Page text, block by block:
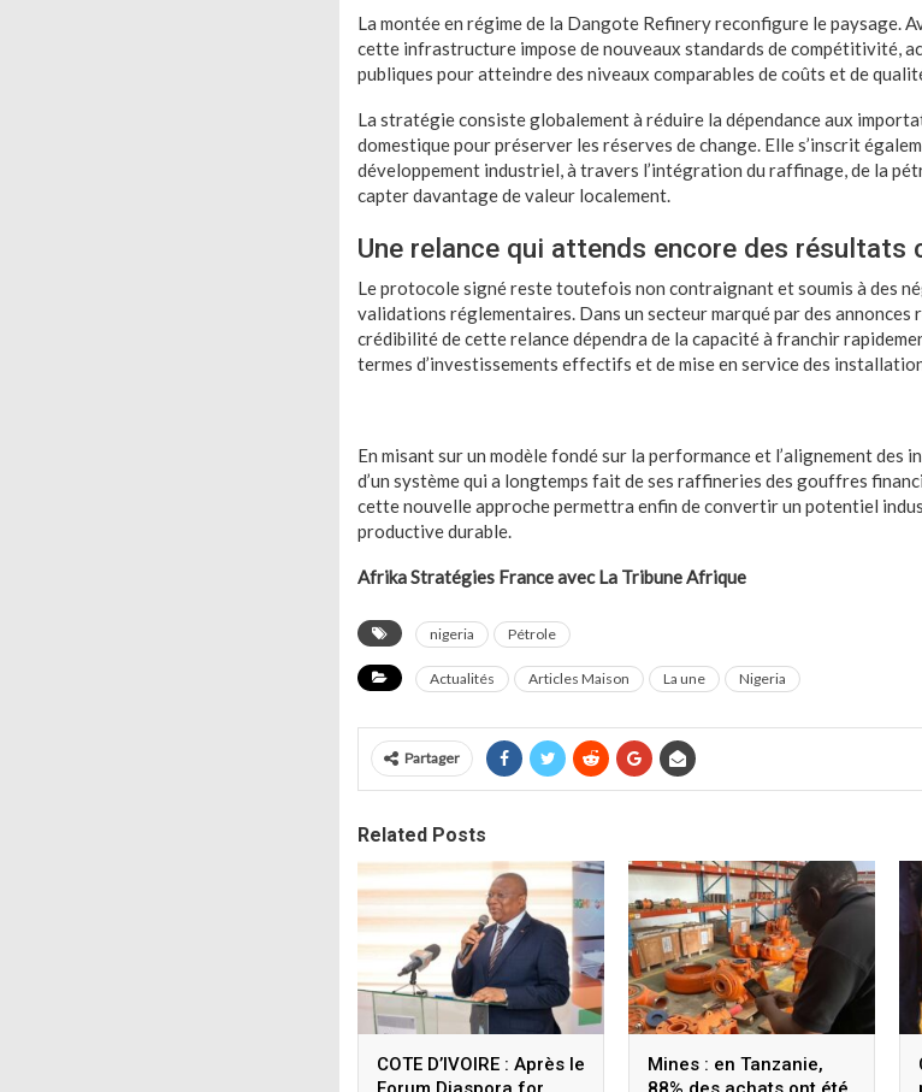
La montée en régime de la Dangote Refinery reconfigure le paysage.
cette infrastructure impose de nouveaux standards de compétitivité,
publiques pour atteindre des niveaux comparables de coûts et de
La stratégie consiste globalement à réduire la dépendance aux
domestique pour préserver les réserves de change. Elle s’inscrit
développement industriel, à travers l’intégration du raffinage, de la
capter davantage de valeur localement.
Une relance qui attends encore des résultats
Le protocole signé reste toutefois non contraignant et soumis à des
validations réglementaires. Dans un secteur marqué par des
crédibilité de cette relance dépendra de la capacité à franchir
termes d’investissements effectifs et de mise en service des
En misant sur un modèle fondé sur la performance et l’alignement
d’un système qui a longtemps fait de ses raffineries des gouffres
cette nouvelle approche permettra enfin de convertir un potentiel
productive durable.
Afrika Stratégies France avec La Tribune Afrique
nigeria Pétrole
Actualités Articles Maison La une Nigeria
Partager
Related Posts
COTE D’IVOIRE : Après le
Mines : en Tanzanie,